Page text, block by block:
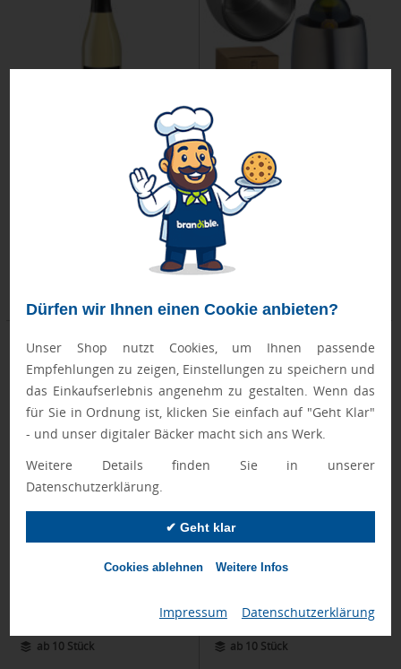
Dürfen wir Ihnen einen Cookie anbieten?
Unser Shop nutzt Cookies, um Ihnen passende
Empfehlungen zu zeigen, Einstellungen zu speichern und
das Einkaufserlebnis angenehm zu gestalten. Wenn das
für Sie in Ordnung ist, klicken Sie einfach auf "Geht Klar"
- und unser digitaler Bäcker macht sich ans Werk.
Weitere Details finden Sie in unserer
Datenschutzerklärung.
✔ Geht klar
Cookies ablehnen Weitere Infos
Impressum Datenschutzerklärung
0,2 l Secco Frizzante (Glas) - Body
Weinkühler aus Edelstahl DAPHNE
LED-Trophäe Woodiframe,
transparent/natur
ab 10 Stück
ab 10 Stück